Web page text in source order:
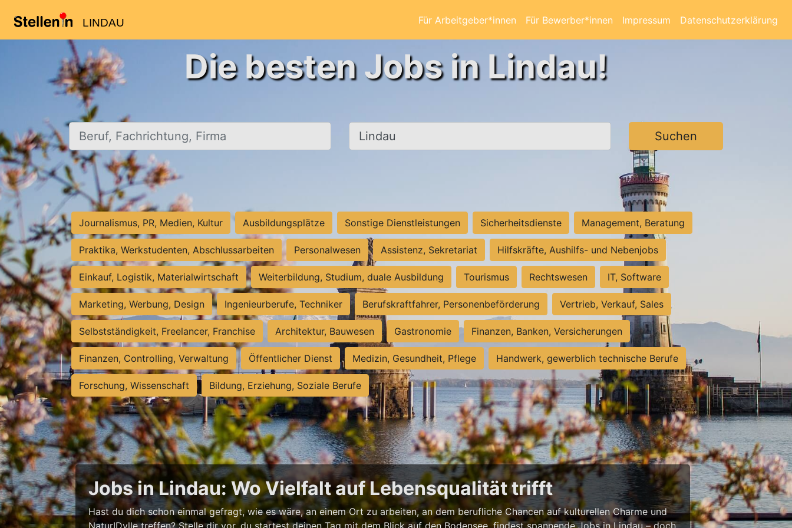
LINDAU Für Arbeitgeber*innen Für Bewerber*innen Impressum Datenschutzerklärung
Die besten Jobs in Lindau!
Beruf, Fachrichtung, Firma Ort, Stadt Suchen
Journalismus, PR, Medien, Kultur Ausbildungsplätze Sonstige Dienstleistungen Sicherheitsdienste Management, Beratung
Praktika, Werkstudenten, Abschlussarbeiten Personalwesen Assistenz, Sekretariat Hilfskräfte, Aushilfs- und Nebenjobs
Einkauf, Logistik, Materialwirtschaft Weiterbildung, Studium, duale Ausbildung Tourismus Rechtswesen IT, Software
Marketing, Werbung, Design Ingenieurberufe, Techniker Berufskraftfahrer, Personenbeförderung Vertrieb, Verkauf, Sales
Selbstständigkeit, Freelancer, Franchise Architektur, Bauwesen Gastronomie Finanzen, Banken, Versicherungen
Finanzen, Controlling, Verwaltung Öffentlicher Dienst Medizin, Gesundheit, Pflege Handwerk, gewerblich technische Berufe
Forschung, Wissenschaft Bildung, Erziehung, Soziale Berufe
Jobs in Lindau: Wo Vielfalt auf Lebensqualität trifft
Hast du dich schon einmal gefragt, wie es wäre, an einem Ort zu arbeiten, an dem berufliche Chancen auf kulturellen Charme und